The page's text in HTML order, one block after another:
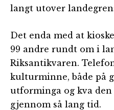
langt utover
Det enda med at
99 andre rundt om i
Riksantikvaren.
kulturminne, både på
utforminga og kva
gjennom så lang tid.